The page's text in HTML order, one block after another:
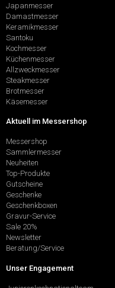
Japanmesser
Damastmesser
Keramikmesser
Santoku
Kochmesser
Küchenmesser
Allzweckmesser
Steakmesser
Brotmesser
Käsemesser
Aktuell im Messershop
Messershop
Sammlermesser
Neuheiten
Top-Produkte
Gutscheine
Geschenke
Geschenkboxen
Gravur-Service
Sale 20%
Newsletter
Beratung/Service
Unser Engagement